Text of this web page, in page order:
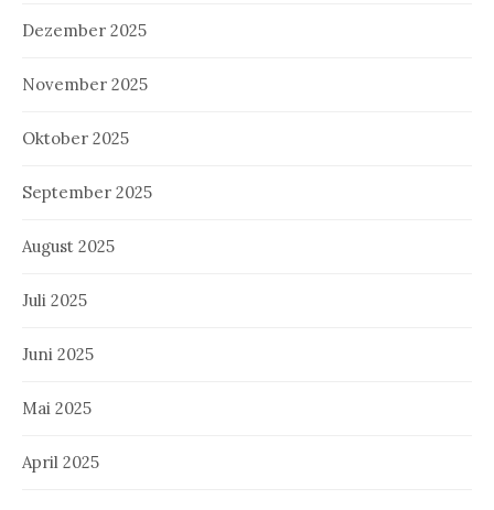
Dezember 2025
November 2025
Oktober 2025
September 2025
August 2025
Juli 2025
Juni 2025
Mai 2025
April 2025